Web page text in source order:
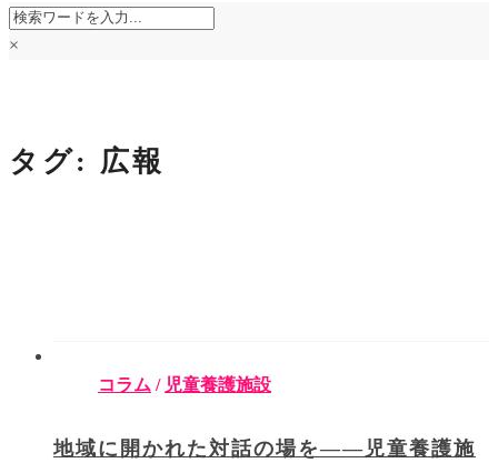
×
タグ: 広報
コラム / 児童養護施設
地域に開かれた対話の場を――児童養護施